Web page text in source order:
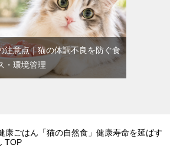
注意点｜猫の体調不良を防ぐ食
・環境管理
康ごはん「猫の自然食」健康寿命を延ばす
TOP